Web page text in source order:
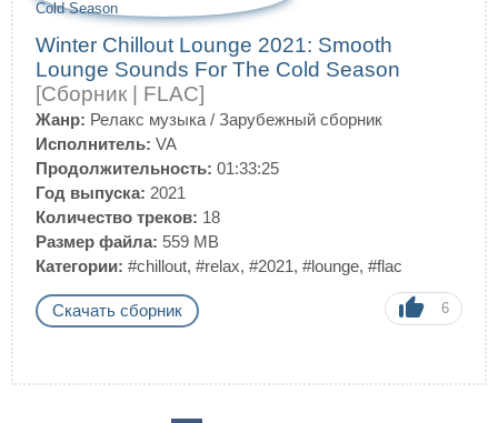
Winter Chillout Lounge 2021: Smooth
Lounge Sounds For The Cold Season
[Сборник | FLAC]
Жанр: Релакс музыка / Зарубежный сборник
Исполнитель: VA
Продолжительность: 01:33:25
Год выпуска: 2021
Количество треков: 18
Размер файла: 559 MB
Категории: #chillout, #relax, #2021, #lounge, #flac
Скачать сборник 6